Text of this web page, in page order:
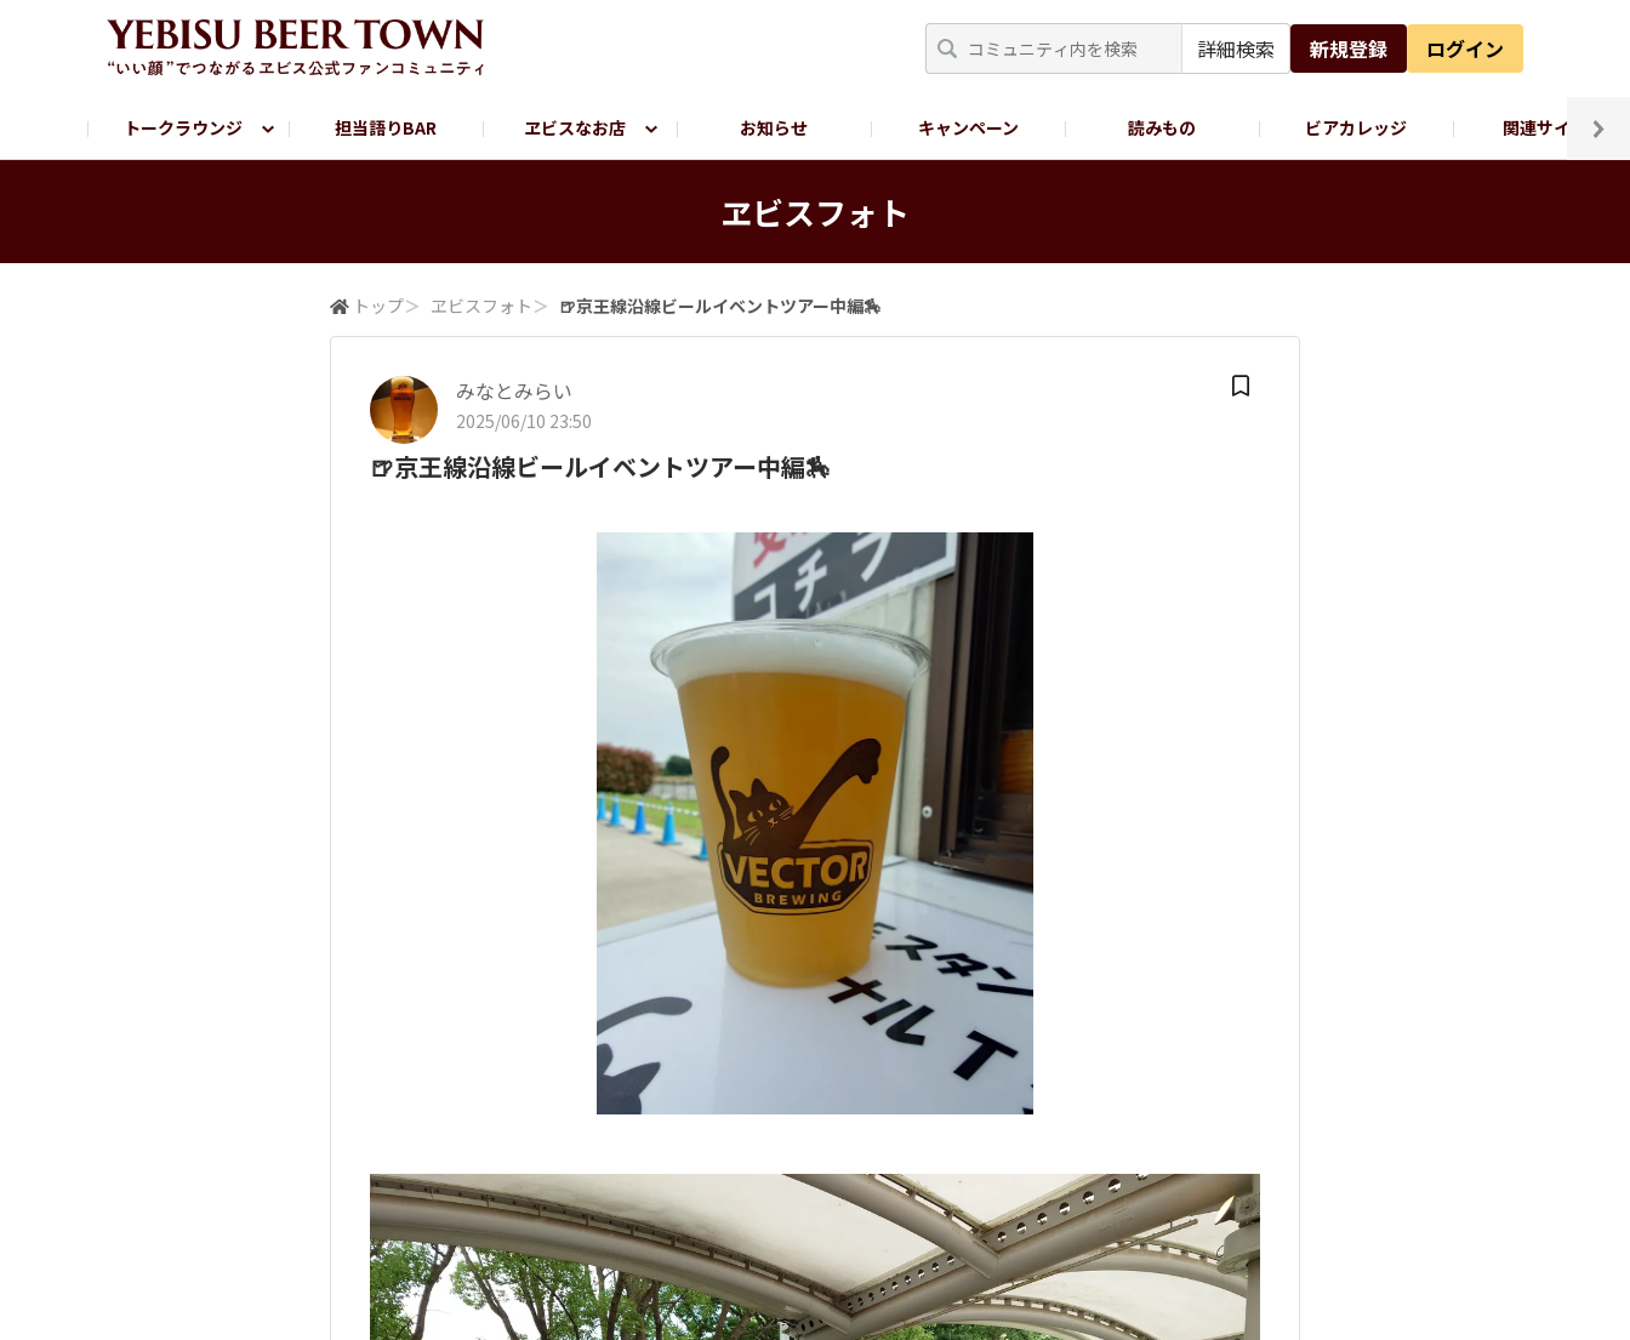
詳細検索 新規登録 ログイン
トークラウンジ 担当語りBAR ヱビスなお店 お知らせ キャンペーン 読みもの ビアカレッジ 関連サイト
サッポロビール公式Instagram
ヱビスフォト
トップ＞ ヱビスフォト ＞ 🍺京王線沿線ビールイベントツアー中編🏇
みなとみらい
2025/06/10 23:50
🍺京王線沿線ビールイベントツアー中編🏇